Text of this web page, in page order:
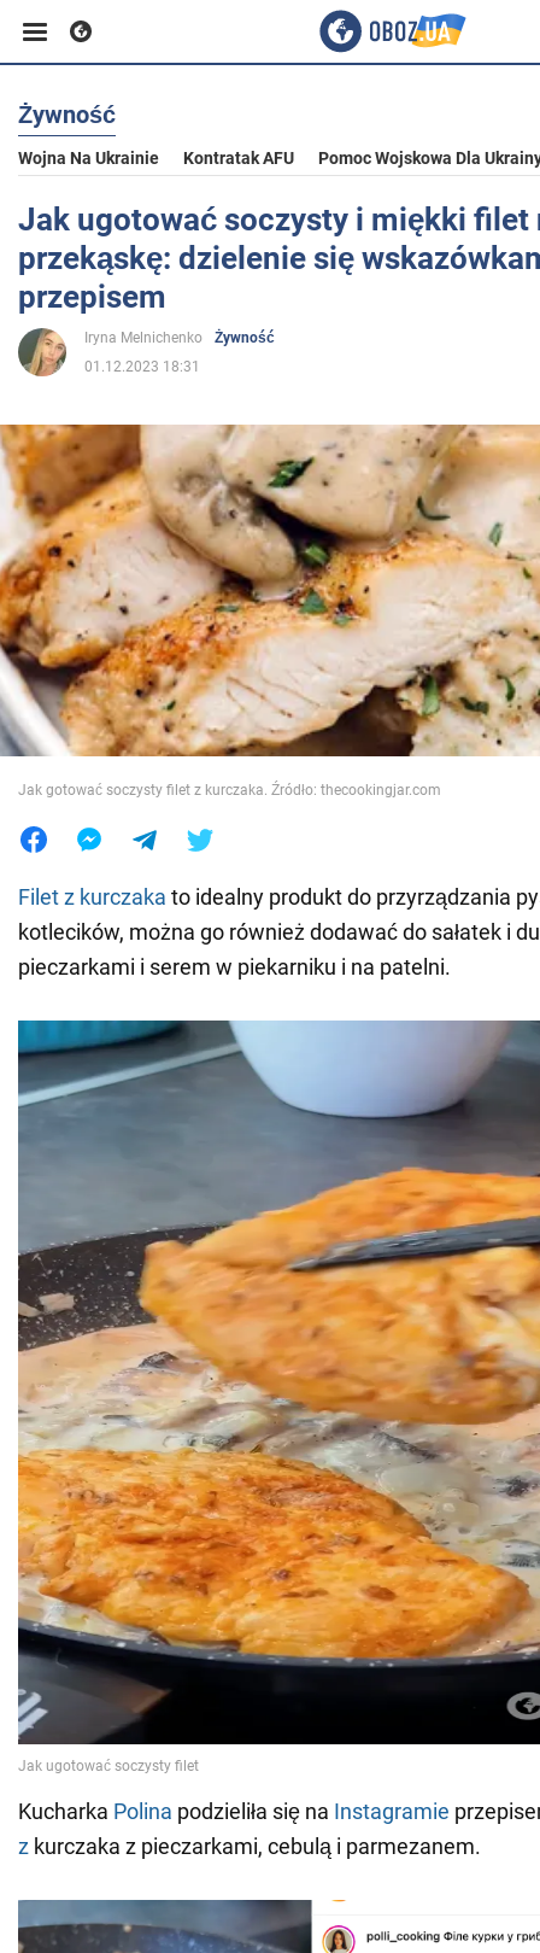
Biznes
Sport
Rozrywka
Życie
Polityka
Społeczeństwo
Wojna na Ukrainie
Świat
Jedzenie
Żywność
Wojna Na Ukrainie Kontratak AFU Pomoc Wojskowa Dla
Jak ugotować soczysty i miękki filet
przekąskę: dzielenie się
przepisem
Iryna Melnichenko
Żywność
01.12.2023 18:31
Jak gotować soczysty filet z kurczaka. Źródło: thecookingjar.com
Filet z kurczaka to idealny produkt do przyrządzania
kotlecików, można go również dodawać do sałatek i
pieczarkami i serem w piekarniku i na patelni.
Kucharka Polina podzieliła się na Instagramie
z kurczaka z pieczarkami, cebulą i parmezanem.